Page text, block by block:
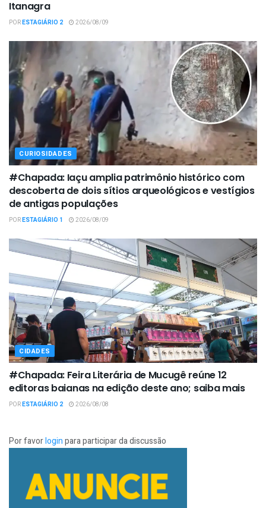
Itanagra
PORESTAGIÁRIO 2 2026/08/09
CURIOSIDADES
#Chapada: Iaçu amplia patrimônio histórico com
descoberta de dois sítios arqueológicos e vestígios
de antigas populações
PORESTAGIÁRIO 1 2026/08/09
CIDADES
#Chapada: Feira Literária de Mucugê reúne 12
editoras baianas na edição deste ano; saiba mais
PORESTAGIÁRIO 2 2026/08/08
Por favorloginpara participar da discussão